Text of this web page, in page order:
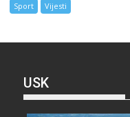
Sport Vijesti
USK